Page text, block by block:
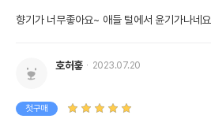
향기가 너무좋아요~ 애들 털에서 윤기가나네요
호허훟 2023.07.20
첫구매